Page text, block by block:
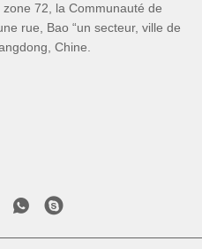
72, la Communauté de
rue, Bao “un secteur, ville de
Chine.